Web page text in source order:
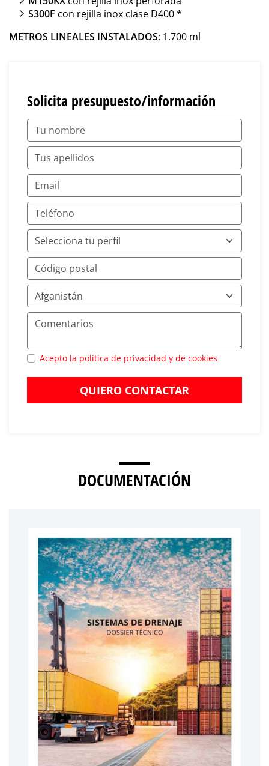
S300F con rejilla inox clase D400 *
METROS LINEALES INSTALADOS: 1.700 ml
Solicita presupuesto/información
Acepto la política de privacidad y de cookies
QUIERO CONTACTAR
DOCUMENTACIÓN